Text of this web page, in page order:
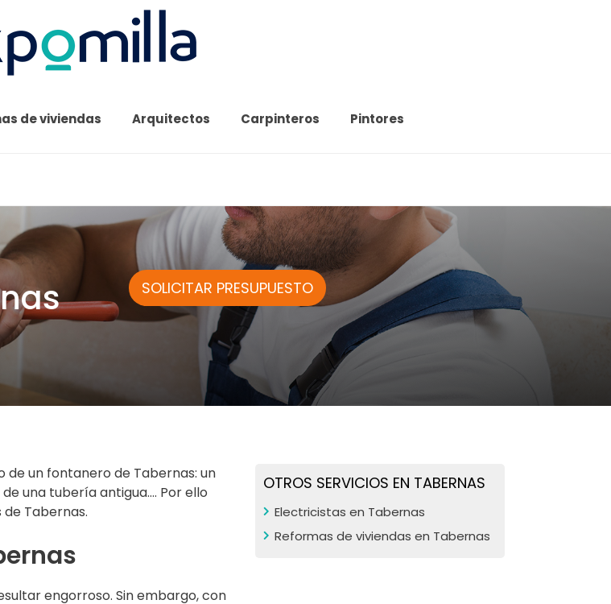
de viviendas Arquitectos Carpinteros Pintores
SOLICITAR PRESUPUESTO
un fontanero de Tabernas: un
una tubería antigua…. Por ello
Tabernas.
engorroso. Sin embargo, con
OTROS SERVICIOS EN TABERNAS
Electricistas en Tabernas
Reformas de viviendas en Tabernas